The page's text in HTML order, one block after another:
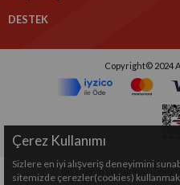
DESTEK
Copyright© 2024
Bu sitenin kurulumu Keyo
Çerez Kullanımı
Sizlere en iyi alışveriş deneyimini
sitemizde çerezler(cookies)